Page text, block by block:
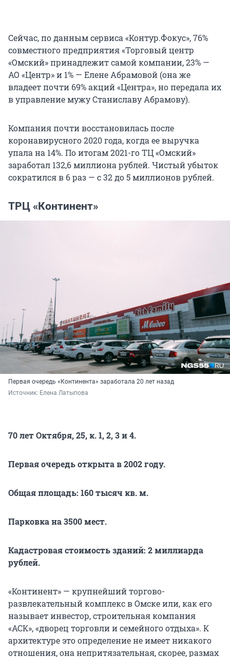
Сейчас, по данным сервиса «Контур.Фокус», 76%
совместного предприятия «Торговый центр
«Омский» принадлежит самой компании, 23% —
АО «Центр» и 1% — Елене Абрамовой (она же
владеет почти 69% акций «Центра», но передала их
в управление мужу Станиславу Абрамову).
Компания почти восстановилась после
коронавирусного 2020 года, когда ее выручка
упала на 14%. По итогам 2021-го ТЦ «Омский»
заработал 132,6 миллиона рублей. Чистый убыток
сократился в 6 раз — с 32 до 5 миллионов рублей.
ТРЦ «Континент»
Первая очередь «Континента» заработала 20 лет назад
Источник: Елена Латыпова
70 лет Октября, 25, к. 1, 2, 3 и 4.
Первая очередь открыта в 2002 году.
Общая площадь: 160 тысяч кв. м.
Парковка на 3500 мест.
Кадастровая стоимость зданий: 2 миллиарда
рублей.
«Континент» — крупнейший торгово-
развлекательный комплекс в Омске или, как его
называет инвестор, строительная компания
«АСК», «дворец торговли и семейного отдыха». К
архитектуре это определение не имеет никакого
отношения, она непритязательная, скорее, размах